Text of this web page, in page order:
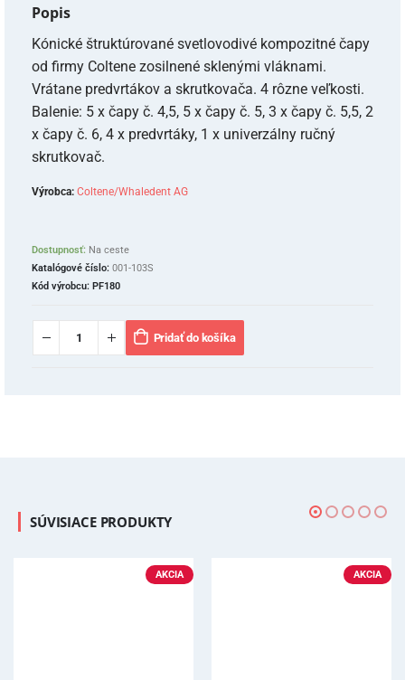
Popis
Kónické štruktúrované svetlovodivé kompozitné čapy
od firmy Coltene zosilnené sklenými vláknami.
Vrátane predvrtákov a skrutkovača. 4 rôzne veľkosti.
Balenie: 5 x čapy č. 4,5, 5 x čapy č. 5, 3 x čapy č. 5,5, 2
x čapy č. 6, 4 x predvrtáky, 1 x univerzálny ručný
skrutkovač.
Výrobca: Coltene/Whaledent AG
Dostupnosť: Na ceste
Katalógové číslo: 001-103S
Kód výrobcu: PF180
Pridať do košíka
SÚVISIACE PRODUKTY
AKCIA